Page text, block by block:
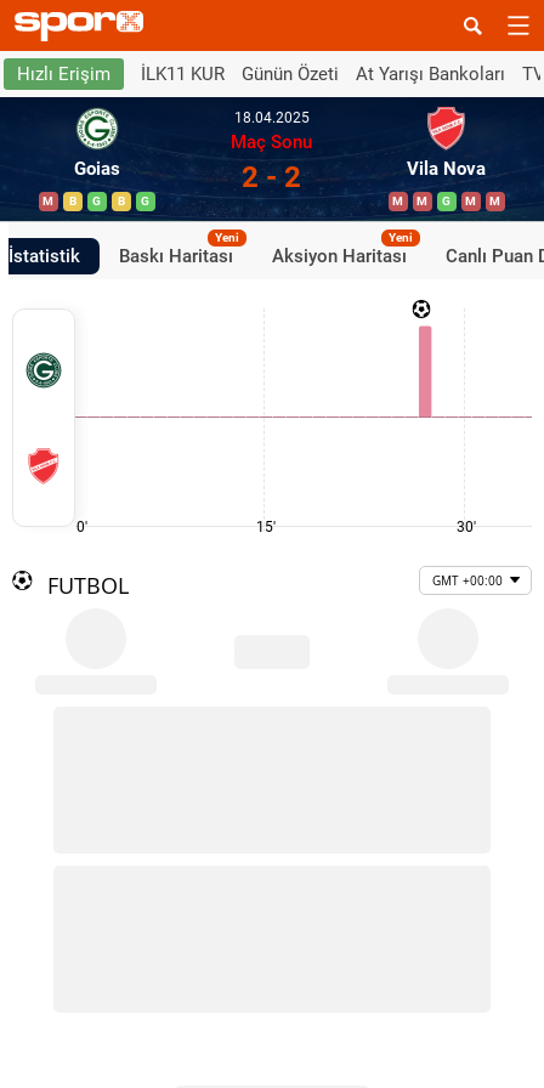
Hızlı Erişim İLK11 KUR Günün Özeti At Yarışı Bankoları
Goias
M B G B G
18.04.2025
Maç Sonu
2 - 2 Vila Nova
M M G M M
İstatistik Baskı Haritası
Yeni
Aksiyon Haritası
Yeni
Canlı Puan
0' 15' 30'
FUTBOL GMT +00:00